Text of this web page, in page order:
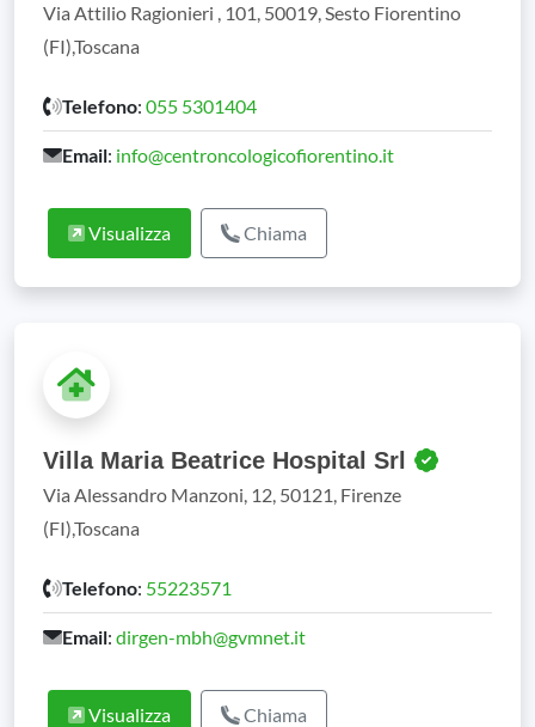
Via Attilio Ragionieri , 101, 50019, Sesto Fiorentino
(FI),Toscana
Telefono: 055 5301404
Email: info@centroncologicofiorentino.it
Visualizza Chiama
Villa Maria Beatrice Hospital Srl
Via Alessandro Manzoni, 12, 50121, Firenze
(FI),Toscana
Telefono: 55223571
Email: dirgen-mbh@gvmnet.it
Visualizza Chiama